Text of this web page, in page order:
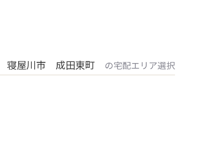
寝屋川市 成田東町 の宅配エリア選択